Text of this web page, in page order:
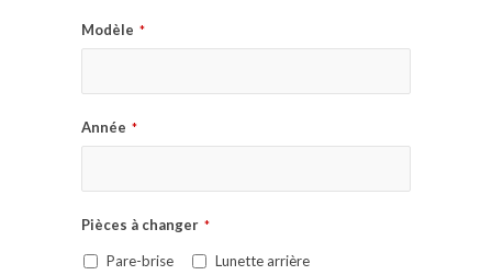
Modèle *
Année *
Pièces à changer *
Pare-brise Lunette arrière